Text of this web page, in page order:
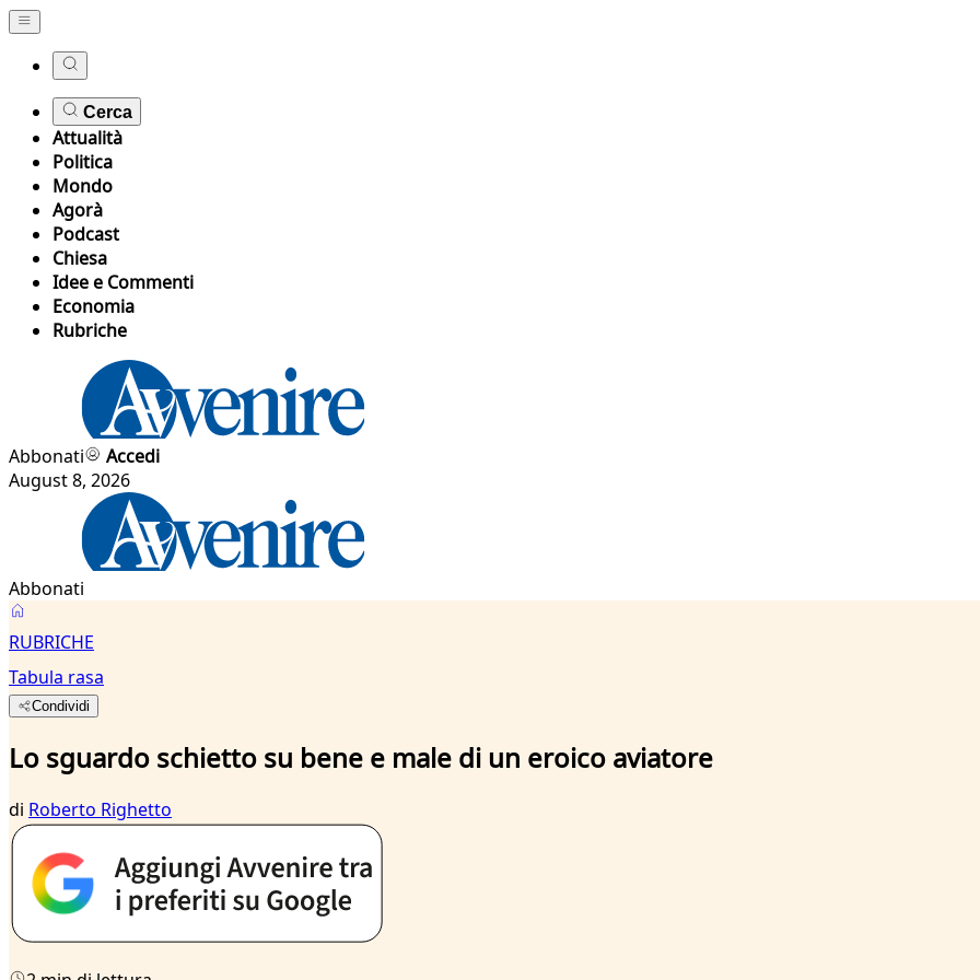
Cerca
Attualità
Politica
Mondo
Agorà
Podcast
Chiesa
Idee e Commenti
Economia
Rubriche
Abbonati
Accedi
August 8, 2026
Abbonati
RUBRICHE
Tabula rasa
Condividi
Lo sguardo schietto su bene e male di un eroico aviatore
di Roberto Righetto